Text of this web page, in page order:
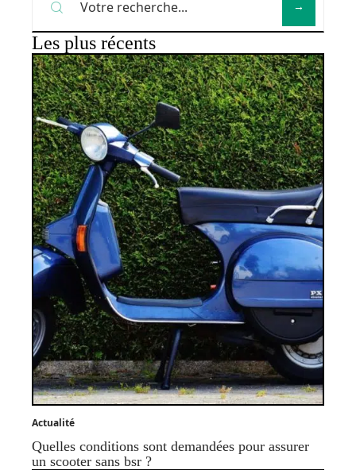
Les plus récents
Actualité
Quelles conditions sont demandées pour assurer
un scooter sans bsr ?